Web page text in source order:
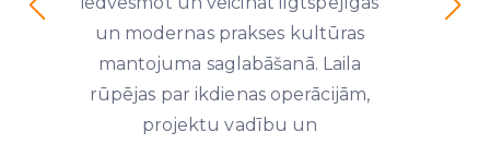
un modernas prakses kultūras
mantojuma saglabāšanā. Laila
rūpējas par ikdienas operācijām,
projektu vadību un